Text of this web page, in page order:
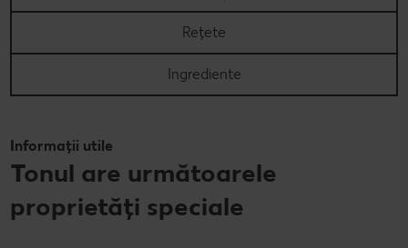
Rețete
Ingrediente
Informații utile
Tonul are următoarele
proprietăți speciale